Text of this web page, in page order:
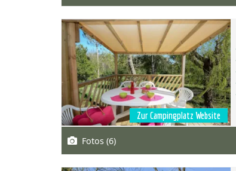
Zur Campingplatz Website
Fotos (6)